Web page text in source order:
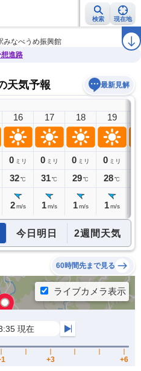
検索 現在地
報 警報・注意報 ラ
みなべうめ振興館
進路
天気予報 最新見解
16
0 ミリ
32℃
2 m/s
17
0 ミリ
31℃
1 m/s
18
0 ミリ
29℃
1 m/s
19
0 ミリ
28℃
1 m/s
今日明日 2週間天気
60時間先まで見る